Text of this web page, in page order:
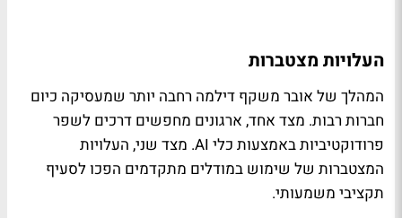
העלויות מצטברות
המהלך של אובר משקף דילמה רחבה יותר שמעסיקה כיום
חברות רבות. מצד אחד, ארגונים מחפשים דרכים לשפר
פרודוקטיביות באמצעות כלי AI. מצד שני, העלויות
המצטברות של שימוש במודלים מתקדמים הפכו לסעיף
תקציבי משמעותי.